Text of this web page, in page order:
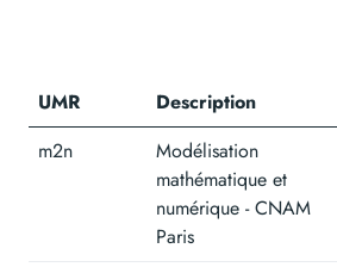
UMR Description
m2n
Modélisation
mathématique et
numérique - CNAM
Paris